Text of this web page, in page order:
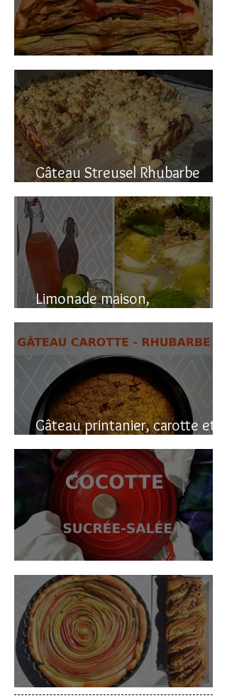
Gâteau renversé à la rhubarbe
Gâteau Streusel Rhubarbe
Pomme, facile et hyper bon!
Limonade maison,
naturellement pétillante!!!
Gâteau printanier, carotte et
rhubarbe
Cocotte sucrée-salée